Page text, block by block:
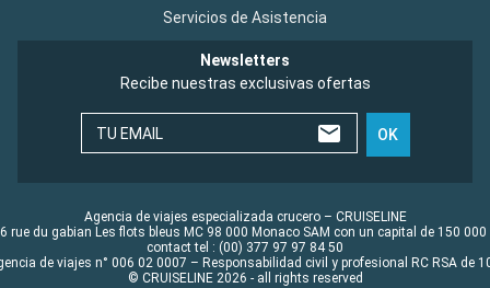
Servicios de Asistencia
Newsletters
Recibe nuestras exclusivas ofertas
TU EMAIL OK
Agencia de viajes especializada crucero – CRUISELINE
rue du gabian Les flots bleus MC 98 000 Monaco SAM con un capital de 150 000
contact tel : (00) 377 97 97 84 50
de viajes n° 006 02 0007 – Responsabilidad civil y profesional RC RSA de
© CRUISELINE 2026 - all rights reserved